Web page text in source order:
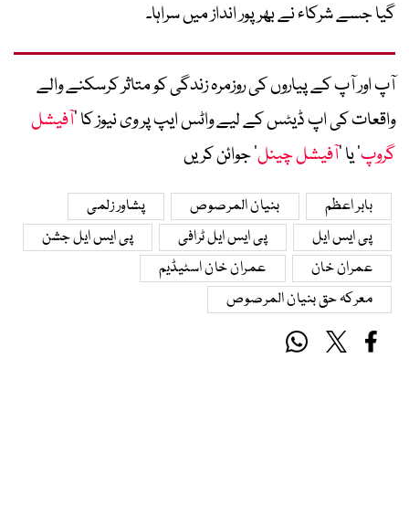
گیا جسے شرکاء نے بھرپور انداز میں سراہا۔
آپ اور آپ کے پیاروں کی روزمرہ زندگی کو متاثر کرسکنے والے
واقعات کی اپ ڈیٹس کے لیے واٹس ایپ پر وی نیوز کا ’آفیشل
گروپ‘ یا ’آفیشل چینل‘ جوائن کریں
بابر اعظم بنیان المرصوص
پشاور زلمی
پی ایس ایل
پی ایس ایل ٹرافی
پی ایس ایل جشن
عمران خان
عمران خان اسٹیڈیم
معرکہ حق بنیان المرصوص